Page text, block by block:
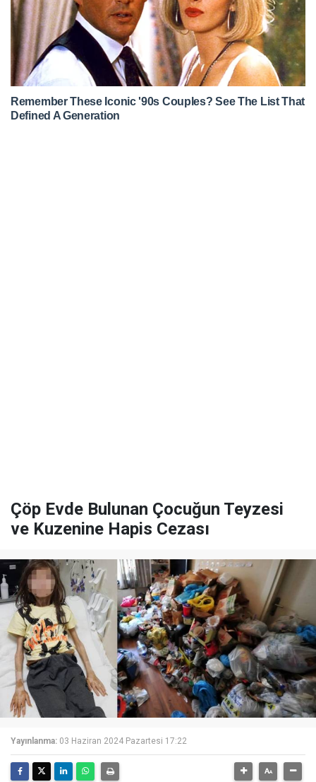
Çöp Evde Bulunan Çocuğun Teyzesi
ve Kuzenine Hapis Cezası
Yayınlanma: 03 Haziran 2024 Pazartesi 17:22